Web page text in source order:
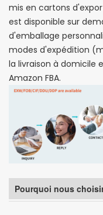
mis en cartons
est disponible sur
d'emballage
modes d'expédition
la livraison à domicile
Amazon FBA.
Pourquoi nous